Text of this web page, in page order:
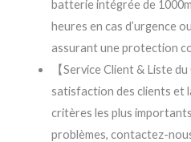
batterie intégrée de
heures en cas d’urgence
assurant une protection
【Service Client & Liste
satisfaction des clients et
critères les plus
problèmes, contactez-